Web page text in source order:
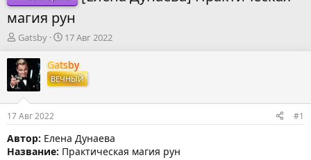
магия рун
А
т
о
р
т
е
м
ы
Gatsby
Д
т
а
н
а
л
а
17 Авг 2022
Gatsby
ВЕЧНЫЙ
17 Авг 2022 #1
Автор: Елена Дунаева
Название: Практическая магия рун